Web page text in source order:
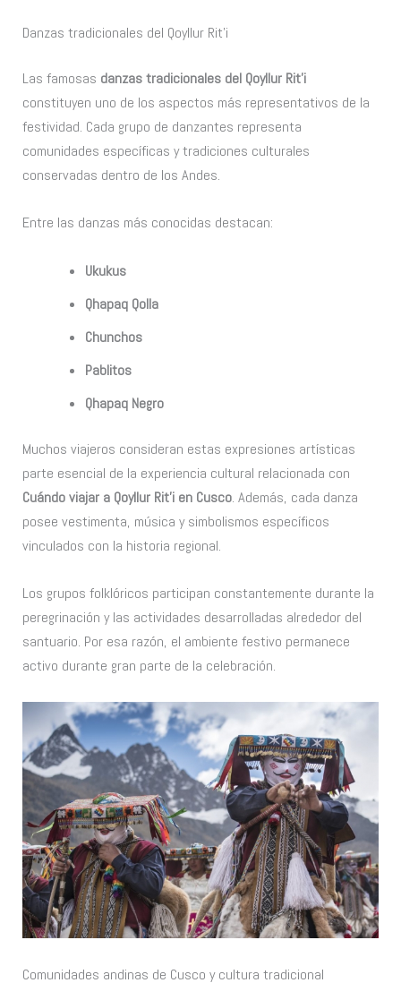
Danzas tradicionales del Qoyllur Rit’i
Las famosas danzas tradicionales del Qoyllur Rit’i
constituyen uno de los aspectos más representativos de la
festividad. Cada grupo de danzantes representa
comunidades específicas y tradiciones culturales
conservadas dentro de los Andes.
Entre las danzas más conocidas destacan:
Ukukus
Qhapaq Qolla
Chunchos
Pablitos
Qhapaq Negro
Muchos viajeros consideran estas expresiones artísticas
parte esencial de la experiencia cultural relacionada con
Cuándo viajar a Qoyllur Rit’i en Cusco. Además, cada danza
posee vestimenta, música y simbolismos específicos
vinculados con la historia regional.
Los grupos folklóricos participan constantemente durante la
peregrinación y las actividades desarrolladas alrededor del
santuario. Por esa razón, el ambiente festivo permanece
activo durante gran parte de la celebración.
Comunidades andinas de Cusco y cultura tradicional